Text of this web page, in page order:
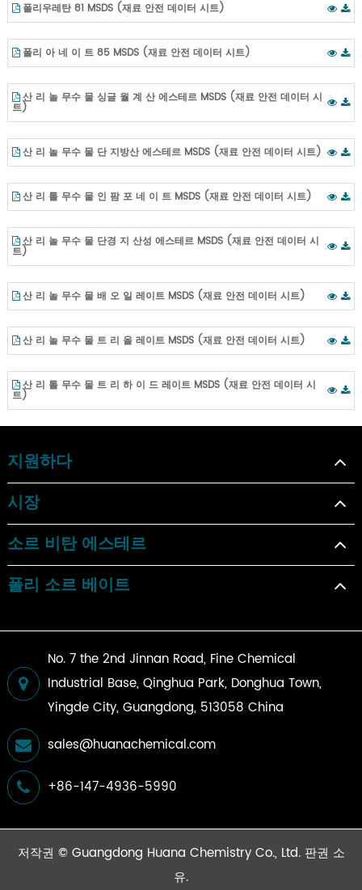
폴리우레탄 81 MSDS (재료 안전 데이터 시트)
폴리 아 네 이 트 85 MSDS (재료 안전 데이터 시트)
산 리 놀 무수 물 싱글 월 계 산 에스테르 MSDS (재료 안전 데이터 시
트)
산 리 놀 무수 물 단 지방산 에스테르 MSDS (재료 안전 데이터 시트)
산 리 톨 무수 물 인 팜 포 네 이 트 MSDS (재료 안전 데이터 시트)
산 리 놀 무수 물 단경 지 산성 에스테르 MSDS (재료 안전 데이터 시
트)
산 리 놀 무수 물 배 오 일 레이트 MSDS (재료 안전 데이터 시트)
산 리 놀 무수 물 트 리 올 레이트 MSDS (재료 안전 데이터 시트)
산 리 톨 무수 물 트 리 하 이 드 레이트 MSDS (재료 안전 데이터 시
트)
지원하다
시장
소르 비탄 에스테르
폴리 소르 베이트
No. 7 the 2nd Jinnan Road, Fine Chemical
Industrial Base, Qinghua Park, Donghua Town,
Yingde City, Guangdong, 513058 China
sales@huanachemical.com
+86-147-4936-5990
저작권 © Guangdong Huana Chemistry Co., Ltd.판권 소
유.